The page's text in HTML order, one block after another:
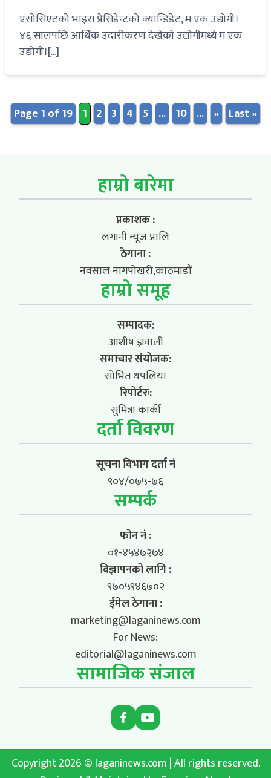
एसोसिएटको भाइस प्रेसिडेन्टको क्यान्डिडेट, म एक उद्योगी।
४६ सालपछि आर्थिक उदारीकरण देखेको उद्योगीमध्ये म एक
उद्योगी।[...]
Page 1 of 19 1 2 3 4 5 ... 10 ... » Last »
हाम्रो बारेमा
प्रकाशक :
लगानी न्यूज प्रालि
ठेगाना :
नक्साल नागपोखरी,काठमाडौं
हाम्रो समूह
सम्पादक:
आशीष ज्ञवाली
समाचार संयोजक:
सोभित थपलिया
रिपोर्टरः:
सुमित्रा कार्की
दर्ता विवरण
सूचना विभाग दर्ता नं
९०४/०७५-७६
सम्पर्क
फोन नं :
०१-४५४७२७४
विज्ञापनको लागि :
९७०५९४६७०२
ईमेल ठेगाना :
marketing@laganinews.com
For News:
editorial@laganinews.com
सामाजिक संजाल
Copyright 2026 © laganinews.com | All rights reserved.